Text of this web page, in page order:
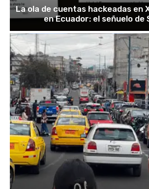
La ola de cuentas hackeadas en
en Ecuador: el señuelo